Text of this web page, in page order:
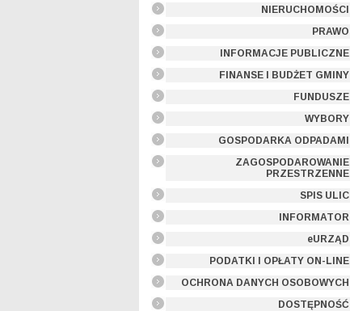
NIERUCHOMOŚCI
PRAWO
INFORMACJE PUBLICZNE
FINANSE I BUDŻET GMINY
FUNDUSZE
WYBORY
GOSPODARKA ODPADAMI
ZAGOSPODAROWANIE
PRZESTRZENNE
SPIS ULIC
INFORMATOR
eURZĄD
PODATKI I OPŁATY ON-LINE
OCHRONA DANYCH OSOBOWYCH
DOSTĘPNOŚĆ